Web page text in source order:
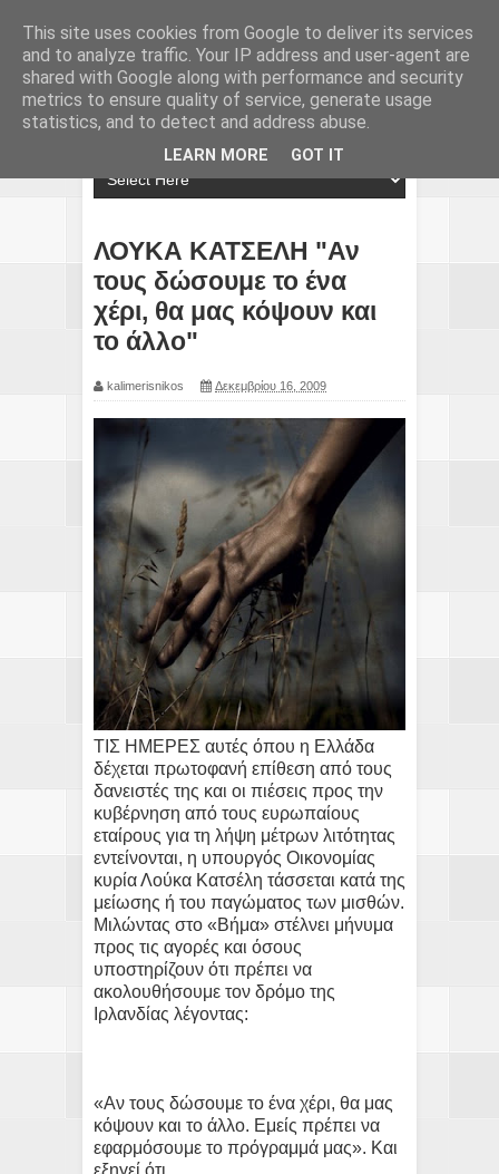
ΛΟΥΚΑ ΚΑΤΣΕΛΗ "Αν
τους δώσουμε το ένα
χέρι, θα μας κόψουν και
το άλλο"
kalimerisnikos Δεκεμβρίου 16, 2009
ΤΙΣ ΗΜΕΡΕΣ αυτές όπου η Ελλάδα
δέχεται πρωτοφανή επίθεση από τους
δανειστές της και οι πιέσεις προς την
κυβέρνηση από τους ευρωπαίους
εταίρους για τη λήψη μέτρων λιτότητας
εντείνονται, η υπουργός Οικονομίας
κυρία Λούκα Κατσέλη τάσσεται κατά της
μείωσης ή του παγώματος των μισθών.
Μιλώντας στο «Βήμα» στέλνει μήνυμα
προς τις αγορές και όσους
υποστηρίζουν ότι πρέπει να
ακολουθήσουμε τον δρόμο της
Ιρλανδίας λέγοντας:
«Αν τους δώσουμε το ένα χέρι, θα μας
κόψουν και το άλλο. Εμείς πρέπει να
εφαρμόσουμε το πρόγραμμά μας». Και
εξηγεί ότι
This site uses cookies from Google to deliver its services
and to analyze traffic. Your IP address and user-agent are
shared with Google along with performance and security
metrics to ensure quality of service, generate usage
statistics, and to detect and address abuse.
LEARN MORE GOT IT